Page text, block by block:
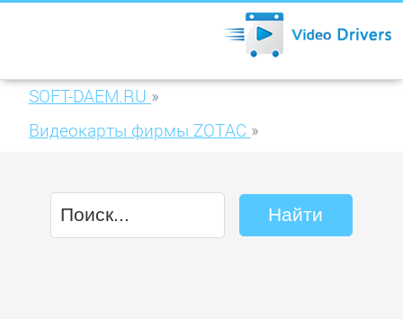
SOFT-DAEM.RU »
Видеокарты фирмы ZOTAC »
(ZT-61101-10M)